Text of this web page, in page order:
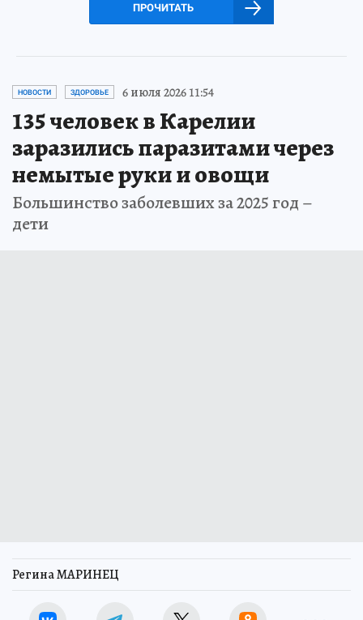
ПРОЧИТАТЬ
НОВОСТИ ЗДОРОВЬЕ 6 июля 2026 11:54
135 человек в Карелии
заразились паразитами через
немытые руки и овощи
Большинство заболевших за 2025 год –
дети
Регина МАРИНЕЦ